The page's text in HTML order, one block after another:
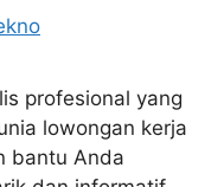
profesional yang
lowongan kerja
bantu Anda